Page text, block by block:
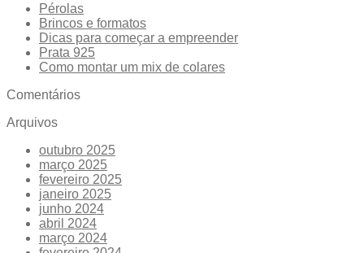
Pérolas
Brincos e formatos
Dicas para começar a empreender
Prata 925
Como montar um mix de colares
Comentários
Arquivos
outubro 2025
março 2025
fevereiro 2025
janeiro 2025
junho 2024
abril 2024
março 2024